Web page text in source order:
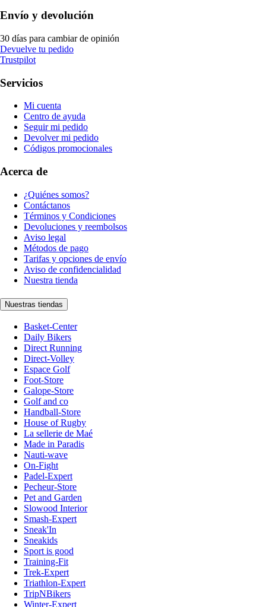
Envío y devolución
30 días para cambiar de opinión
Devuelve tu pedido
Trustpilot
Servicios
Mi cuenta
Centro de ayuda
Seguir mi pedido
Devolver mi pedido
Códigos promocionales
Acerca de
¿Quiénes somos?
Contáctanos
Términos y Condiciones
Devoluciones y reembolsos
Aviso legal
Métodos de pago
Tarifas y opciones de envío
Aviso de confidencialidad
Nuestra tienda
Nuestras tiendas
Basket-Center
Daily Bikers
Direct Running
Direct-Volley
Espace Golf
Foot-Store
Galope-Store
Golf and co
Handball-Store
House of Rugby
La sellerie de Maé
Made in Paradis
Nauti-wave
On-Fight
Padel-Expert
Pecheur-Store
Pet and Garden
Slowood Interior
Smash-Expert
Sneak'In
Sneakids
Sport is good
Training-Fit
Trek-Expert
Triathlon-Expert
TripNBikers
Winter-Expert